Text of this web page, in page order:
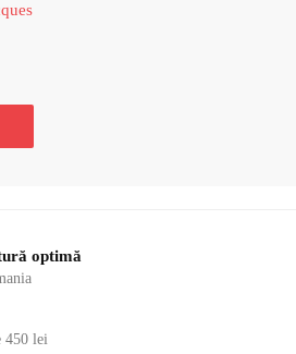
optimă
450 lei